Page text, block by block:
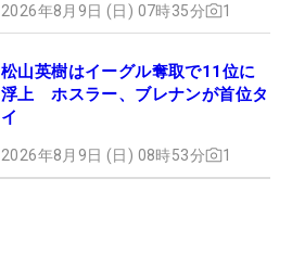
2026年8月9日 (日) 07時35分 1
松山英樹はイーグル奪取で11位に
浮上 ホスラー、ブレナンが首位タ
イ
2026年8月9日 (日) 08時53分 1